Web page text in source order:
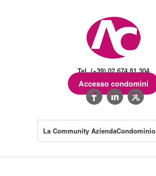
Tel. (+39) 02.674.81.304
Accesso condomini
La Community AziendaCondominio